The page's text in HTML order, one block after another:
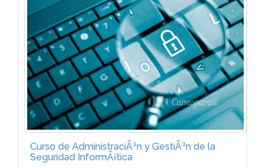
Aplicaciones Web estÃ¡ formado por cinco
mÃ³dulos:VISUAL STUDIO.NET (6 ECTS)Entorno de
Visual Studio.NET. PrÃ¡cticas...
Curso de AdministraciÃ³n y GestiÃ³n de la
Seguridad InformÃ¡tica